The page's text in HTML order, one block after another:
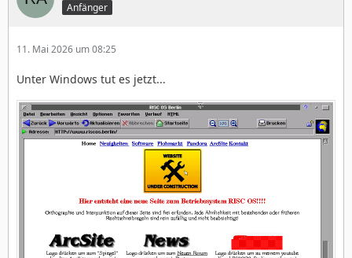
Anfänger
11. Mai 2026 um 08:25
Unter Windows tut es jetzt...